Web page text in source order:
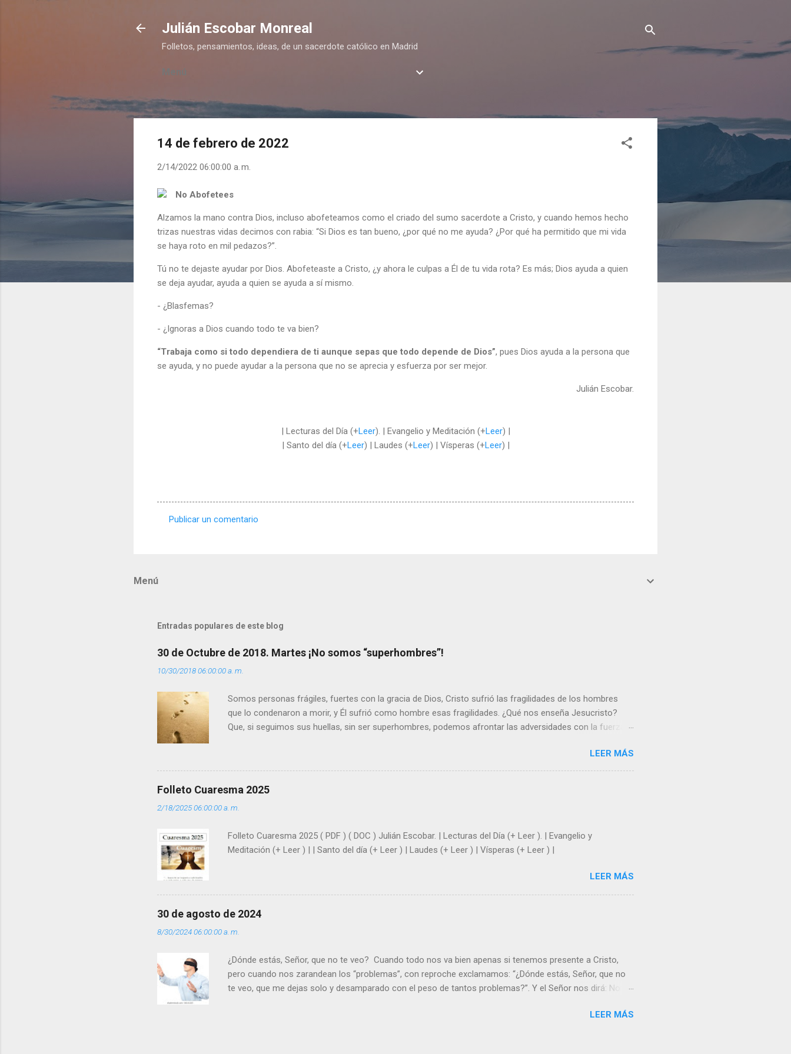
Julián Escobar Monreal
Folletos, pensamientos, ideas, de un sacerdote católico en Madrid
Menú
14 de febrero de 2022
2/14/2022 06:00:00 a. m.
No Abofetees
Alzamos la mano contra Dios, incluso abofeteamos como el criado del sumo sacerdote a Cristo, y cuando hemos hecho
trizas nuestras vidas decimos con rabia: “Si Dios es tan bueno, ¿por qué no me ayuda? ¿Por qué ha permitido que mi vida
se haya roto en mil pedazos?”.
Tú no te dejaste ayudar por Dios. Abofeteaste a Cristo, ¿y ahora le culpas a Él de tu vida rota? Es más; Dios ayuda a quien
se deja ayudar, ayuda a quien se ayuda a sí mismo.
- ¿Blasfemas?
- ¿Ignoras a Dios cuando todo te va bien?
“Trabaja como si todo dependiera de ti aunque sepas que todo depende de Dios”, pues Dios ayuda a la persona que
se ayuda, y no puede ayudar a la persona que no se aprecia y esfuerza por ser mejor.
Julián Escobar.
| Lecturas del Día (+Leer). | Evangelio y Meditación (+Leer) |
| Santo del día (+Leer) | Laudes (+Leer) | Vísperas (+Leer) |
a
Publicar un comentario
Menú
Entradas populares de este blog
30 de Octubre de 2018. Martes ¡No somos “superhombres”!
10/30/2018 06:00:00 a. m.
Somos personas frágiles, fuertes con la gracia de Dios, Cristo sufrió las fragilidades de los hombres
que lo condenaron a morir, y Él sufrió como hombre esas fragilidades. ¿Qué nos enseña Jesucristo?
Que, si seguimos sus huellas, sin ser superhombres, podemos afrontar las adversidades con la fuerza y
que los demás se sientan acompañados y protegidos por nosotros. “ Señor, soy un árbol sin frutos,
pero tú me das la savia para que al menos mis ramas y hojas den sombra en los días del sol abrasador
”. - ¿Te sientes super hombre? - ¿Superas tu fragilidad con la gracia de Dios? Julián Escobar. | Lecturas
(+ Leer ) |
LEER MÁS
Folleto Cuaresma 2025
2/18/2025 06:00:00 a. m.
Folleto Cuaresma 2025 ( PDF ) ( DOC ) Julián Escobar. | Lecturas del Día (+ Leer ). | Evangelio y
Meditación (+ Leer ) | | Santo del día (+ Leer ) | Laudes (+ Leer ) | Vísperas (+ Leer ) |
LEER MÁS
30 de agosto de 2024
8/30/2024 06:00:00 a. m.
¿Dónde estás, Señor, que no te veo? Cuando todo nos va bien apenas si tenemos presente a Cristo,
pero cuando nos zarandean los “problemas”, con reproche exclamamos: “¿Dónde estás, Señor, que no
te veo, que me dejas solo y desamparado con el peso de tantos problemas?”. Y el Señor nos dirá: No
porque lloras tus problemas y no gozas de la vida. ¿Cómo puedes creer que Yo dejo a nadie sólo con
LEER MÁS